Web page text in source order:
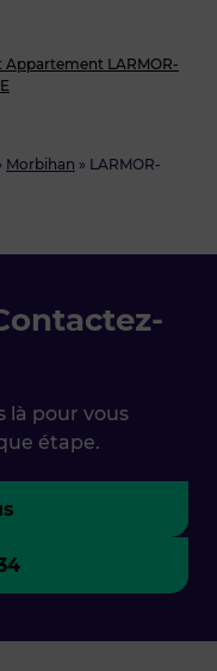
Morbihan » LARMOR-
Appartement LARMOR-
là pour vous
étape.